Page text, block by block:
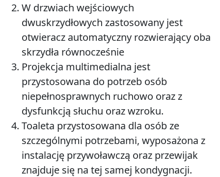
W drzwiach wejściowych
dwuskrzydłowych zastosowany jest
otwieracz automatyczny rozwierający oba
skrzydła równocześnie
Projekcja multimedialna jest
przystosowana do potrzeb osób
niepełnosprawnych ruchowo oraz z
dysfunkcją słuchu oraz wzroku.
Toaleta przystosowana dla osób ze
szczególnymi potrzebami, wyposażona z
instalację przywoławczą oraz przewijak
znajduje się na tej samej kondygnacji.